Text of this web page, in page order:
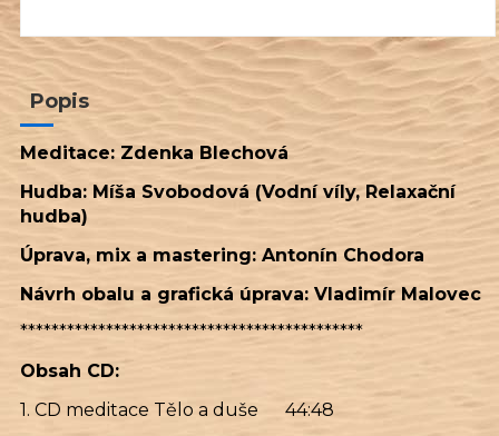
Popis
Meditace: Zdenka Blechová
Hudba: Míša Svobodová (Vodní víly, Relaxační
hudba)
Úprava, mix a mastering: Antonín Chodora
Návrh obalu a grafická úprava: Vladimír Malovec
********************************************
Obsah CD:
1. CD meditace Tělo a duše 44:48